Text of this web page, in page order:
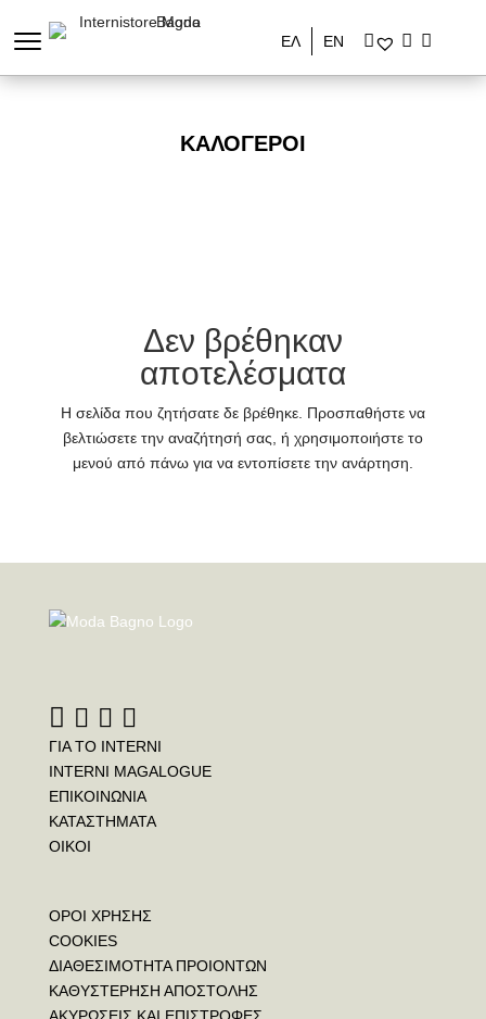
ΕΛ ΕΝ
ΚΑΛΌΓΕΡΟΙ
Δεν βρέθηκαν
αποτελέσματα
Η σελίδα που ζητήσατε δε βρέθηκε. Προσπαθήστε να
βελτιώσετε την αναζήτησή σας, ή χρησιμοποιήστε το
μενού από πάνω για να εντοπίσετε την ανάρτηση.
ΓΙΑ ΤΟ INTERNI
INTERNI MAGALOGUE
ΕΠΙΚΟΙΝΩΝΙΑ
ΚΑΤΑΣΤΗΜΑΤΑ
ΟΙΚΟΙ
ΟΡΟΙ ΧΡΗΣΗΣ
COOKIES
ΔΙΑΘΕΣΙΜΟΤΗΤΑ ΠΡΟΙΟΝΤΩΝ
ΚΑΘΥΣΤΕΡΗΣΗ ΑΠΟΣΤΟΛΗΣ